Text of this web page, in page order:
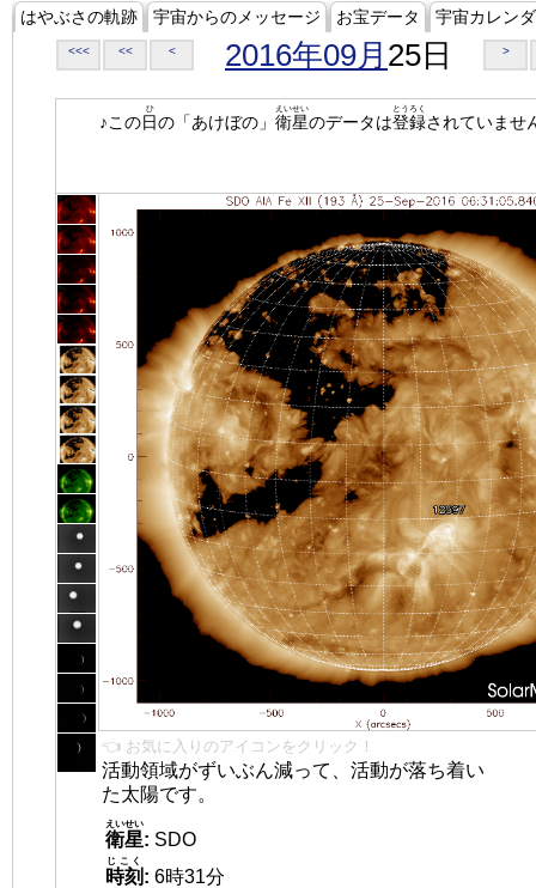
はやぶさの軌跡 宇宙からのメッセージ お宝データ 宇宙カレン
<<< << < 2016年09月 25日 >
♪この日
ひ
の「あけぼの」 衛星
えいせい
のデータは登録
とうろく
されていませ
👈 お気に入りのアイコンをクリック！
活動領域がずいぶん減って、活動が落ち着い
た太陽です。
衛星
えいせい
: SDO
時刻
じこく
: 6時31分